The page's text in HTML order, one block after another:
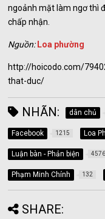
ngoảnh mặt làm ngơ thì
chấp nhận.
Nguồn: Loa phường
http://hoicodo.com/
that-duc/
NHÃN: dân chủ
Facebook 1215 Loa
Luận bàn - Phản biện 4576
Phạm Minh Chính 132
SHARE: